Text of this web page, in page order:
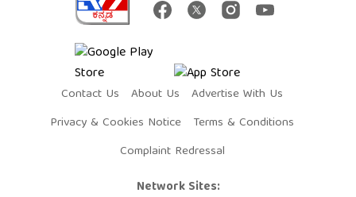
Contact Us About Us
Advertise With Us
Privacy & Cookies Notice
Terms & Conditions
Complaint Redressal
Network Sites: